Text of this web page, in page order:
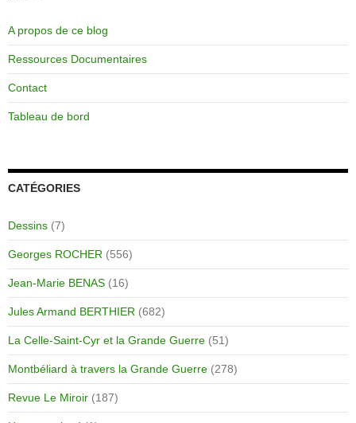
A propos de ce blog
Ressources Documentaires
Contact
Tableau de bord
CATÉGORIES
Dessins (7)
Georges ROCHER (556)
Jean-Marie BENAS (16)
Jules Armand BERTHIER (682)
La Celle-Saint-Cyr et la Grande Guerre (51)
Montbéliard à travers la Grande Guerre (278)
Revue Le Miroir (187)